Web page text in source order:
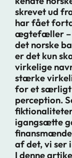
skrevet ud
har fået
ægtefæller –
det norske
er det kun
virkelige
stærke
for et særligt
perception.
igangsætte
af det, vi ser
I denne